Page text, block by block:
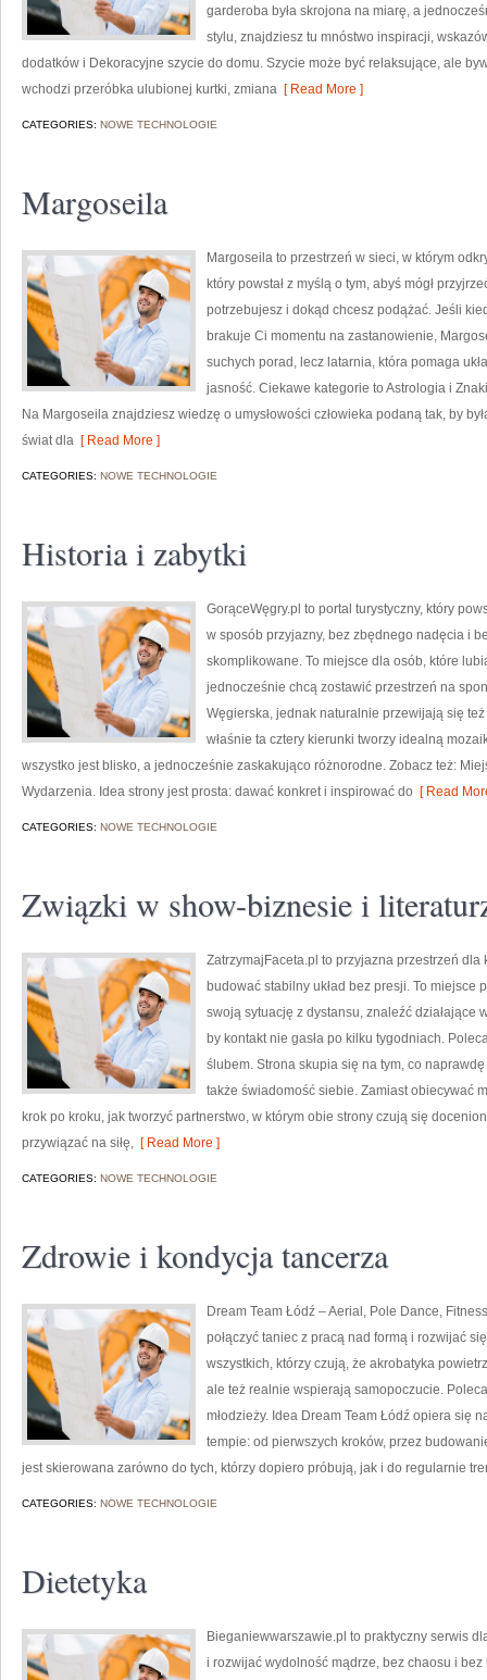
garderoba była skrojona na miarę, a
stylu, znajdziesz tu mnóstwo inspiracji,
dodatków i Dekoracyjne szycie do domu. Szycie może być relaksujące, ale
wchodzi przeróbka ulubionej kurtki, zmiana [ Read More ]
CATEGORIES: NOWE TECHNOLOGIE
Margoseila
Margoseila to przestrzeń w sieci, w którym
który powstał z myślą o tym, abyś mógł
potrzebujesz i dokąd chcesz podążać. Jeśli
brakuje Ci momentu na zastanowienie,
suchych porad, lecz latarnia, która pomaga
jasność. Ciekawe kategorie to Astrologia i
Na Margoseila znajdziesz wiedzę o umysłowości człowieka podaną tak, by
świat dla [ Read More ]
CATEGORIES: NOWE TECHNOLOGIE
Historia i zabytki
GorąceWęgry.pl to portal turystyczny, który
w sposób przyjazny, bez zbędnego nadęcia i
skomplikowane. To miejsce dla osób, które
jednocześnie chcą zostawić przestrzeń na
Węgierska, jednak naturalnie przewijają się
właśnie ta cztery kierunki tworzy idealną
wszystko jest blisko, a jednocześnie zaskakująco różnorodne. Zobacz też:
Wydarzenia. Idea strony jest prosta: dawać konkret i inspirować do [ Read
CATEGORIES: NOWE TECHNOLOGIE
Związki w show-biznesie i
ZatrzymajFaceta.pl to przyjazna przestrzeń dla
budować stabilny układ bez presji. To miejsce
swoją sytuację z dystansu, znaleźć działające
by kontakt nie gasła po kilku tygodniach.
ślubem. Strona skupia się na tym, co
także świadomość siebie. Zamiast obiecywać
krok po kroku, jak tworzyć partnerstwo, w którym obie strony czują się
przywiązać na siłę, [ Read More ]
CATEGORIES: NOWE TECHNOLOGIE
Zdrowie i kondycja tancerza
Dream Team Łódź – Aerial, Pole Dance,
połączyć taniec z pracą nad formą i rozwijać
wszystkich, którzy czują, że akrobatyka
ale też realnie wspierają samopoczucie.
młodzieży. Idea Dream Team Łódź opiera się
tempie: od pierwszych kroków, przez
jest skierowana zarówno do tych, którzy dopiero próbują, jak i do regularnie
CATEGORIES: NOWE TECHNOLOGIE
Dietetyka
Bieganiewwarszawie.pl to praktyczny serwis
i rozwijać wydolność mądrze, bez chaosu i